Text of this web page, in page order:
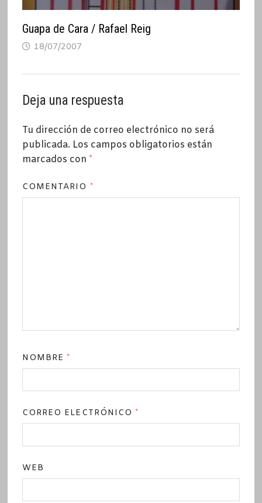
Guapa de Cara / Rafael Reig
18/07/2007
Deja una respuesta
Tu dirección de correo electrónico no será
publicada. Los campos obligatorios están
marcados con *
COMENTARIO *
NOMBRE*
CORREO ELECTRÓNICO*
WEB